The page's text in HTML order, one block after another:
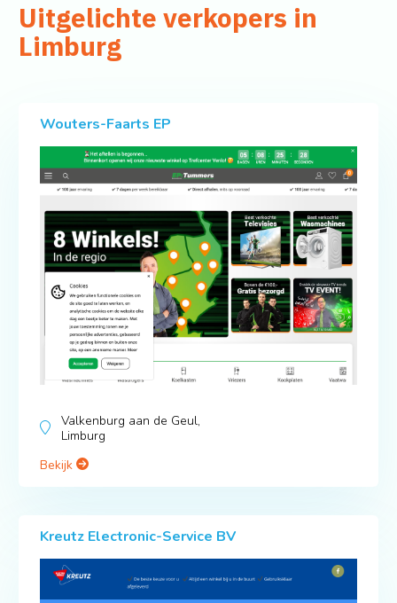
Uitgelichte verkopers in
Limburg
Wouters-Faarts EP
Valkenburg aan de Geul,
Limburg
Bekijk
Kreutz Electronic-Service BV